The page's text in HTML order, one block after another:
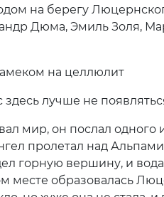
на берегу
Дюма, Эмиль Золя,
на целлюлит
лучше не
мир, он послал одного
пролетал над
горную вершину, и
месте образовалась